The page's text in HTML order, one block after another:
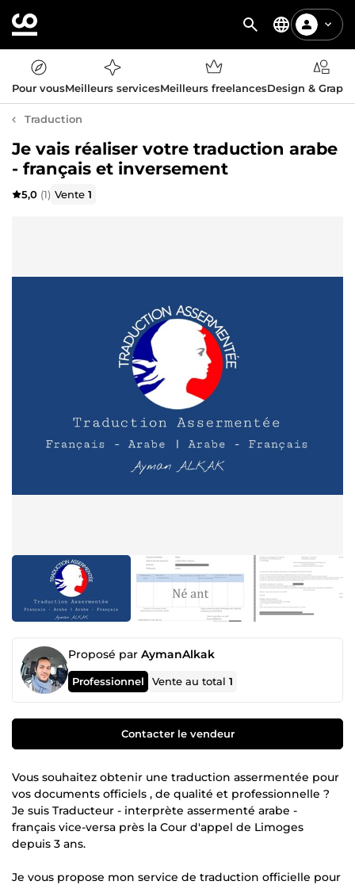
Pour vousMeilleurs servicesMeilleurs freelancesDesign &
Traduction
Je vais réaliser votre traduction arabe
- français et inversement
5,0 (1) Vente1
Proposé par AymanAlkak
Professionnel Vente au total1
Contacter le vendeur
Vous souhaitez obtenir une traduction assermentée pour
vos documents officiels , de qualité et professionnelle ?
Je suis Traducteur - interprète assermenté arabe -
français vice-versa près la Cour d'appel de Limoges
depuis 3 ans.
Je vous propose mon service de traduction officielle pour